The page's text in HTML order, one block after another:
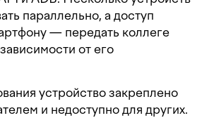
параллельно, а доступ
— передать коллеге
от его
устройство закреплено
и недоступно для других.